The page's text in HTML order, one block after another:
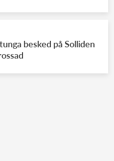
besked på Solliden